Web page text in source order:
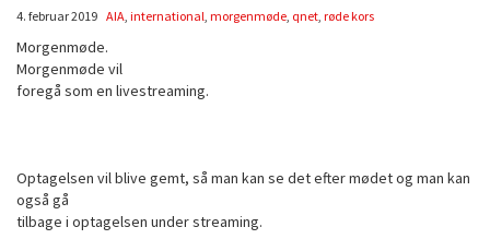
4. februar 2019 AIA, international, morgenmøde, qnet, røde kors
Morgenmøde.
Morgenmøde vil
foregå som en livestreaming.
Optagelsen vil blive gemt, så man kan se det efter mødet og man kan
også gå
tilbage i optagelsen under streaming.